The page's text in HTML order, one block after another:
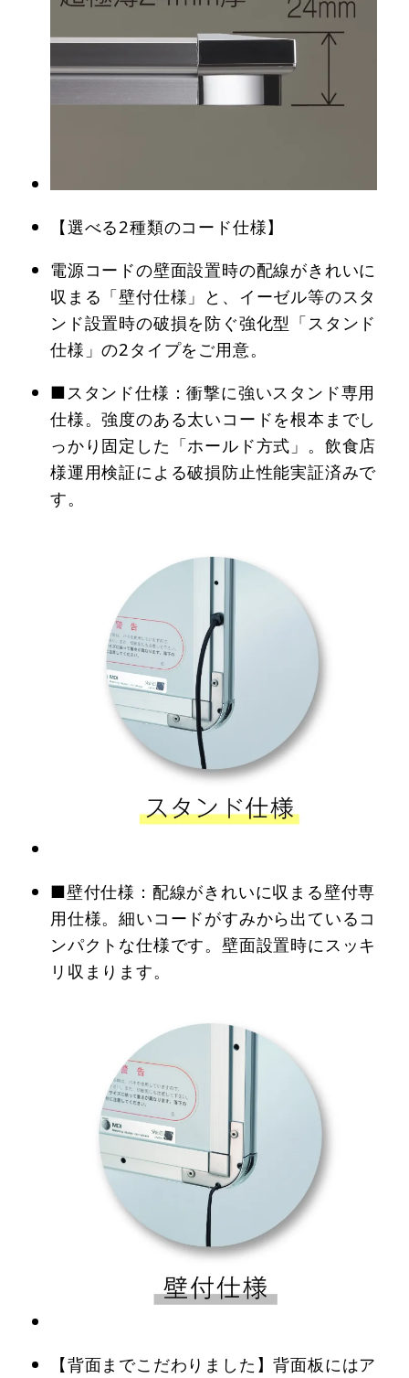
【選べる2種類のコード仕様】
電源コードの壁面設置時の配線がきれいに
収まる「壁付仕様」と、イーゼル等のスタ
ンド設置時の破損を防ぐ強化型「スタンド
仕様」の2タイプをご用意。
■スタンド仕様：衝撃に強いスタンド専用
仕様。強度のある太いコードを根本までし
っかり固定した「ホールド方式」。飲食店
様運用検証による破損防止性能実証済みで
す。
■壁付仕様：配線がきれいに収まる壁付専
用仕様。細いコードがすみから出ているコ
ンパクトな仕様です。壁面設置時にスッキ
リ収まります。
【背面までこだわりました】背面板にはア